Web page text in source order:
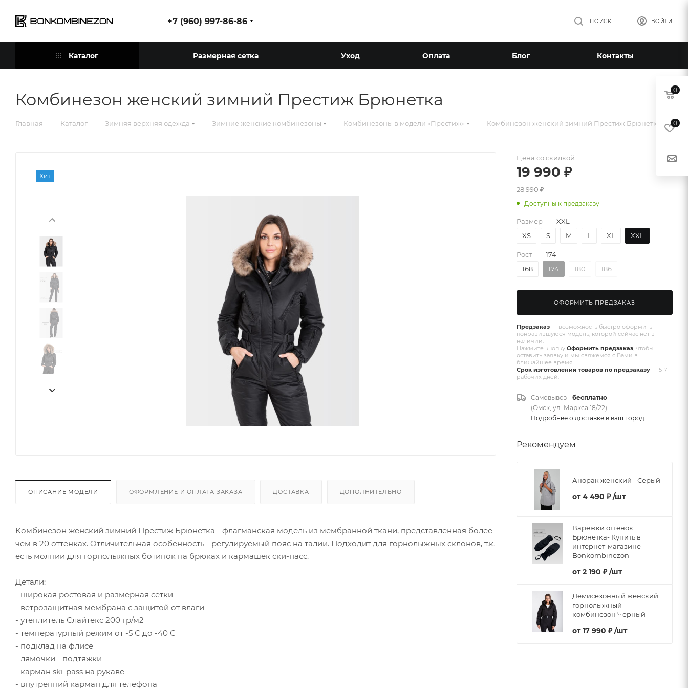
+7 (960) 997-86-86 ВОЙТИ
ПОИСК
Каталог Размерная сетка Уход Оплата Блог Контакты
Комбинезон женский зимний Престиж Брюнетка
Главная — Каталог — Зимняя верхняя одежда — Зимние женские комбинезоны — Комбинезоны в модели «Престиж» — Комбинезон женский зимний Престиж Брюнетка
Хит
ОПИСАНИЕ МОДЕЛИ ОФОРМЛЕНИЕ И ОПЛАТА ЗАКАЗА ДОСТАВКА ДОПОЛНИТЕЛЬНО
Комбинезон женский зимний Престиж Брюнетка - флагманская модель из мембранной ткани, представленная более
чем в 20 оттенках. Отличительная особенность - регулируемый пояс на талии. Подходит для горнолыжных склонов, т.к.
есть молнии для горнолыжных ботинок на брюках и кармашек ски-пасс.
Детали:
- широкая ростовая и размерная сетки
- ветрозащитная мембрана с защитой от влаги
- утеплитель Слайтекс 200 гр/м2
- температурный режим от -5 С до -40 С
- подклад на флисе
- лямочки - подтяжки
- карман ski-pass на рукаве
- внутренний карман для телефона
Цена со скидкой
19 990 ₽
28 990₽
Доступны к предзаказу
Размер — XXL
XS
S M L XL XXL
Рост — 174
168
174 180 186
ОФОРМИТЬ ПРЕДЗАКАЗ
Предзаказ — возможность быстро оформить
понравившуюся модель, которой сейчас нет в
наличии.
Нажмите кнопку Оформить предзаказ , чтобы
оставить заявку и мы свяжемся с Вами в
ближайшее время.
Срок изготовления товаров по предзаказу — 5-7
рабочих дней.
Самовывоз - бесплатно
(Омск, ул. Маркса 18/22)
Подробнее о доставке в ваш город
Рекомендуем
Анорак женский - Серый
от4 490 ₽ /шт
Варежки оттенок
Брюнетка- Купить в
интернет-магазине
Bonkombinezon
от2 190 ₽ /шт
Демисезонный женский
горнолыжный
комбинезон Черный
от17 990 ₽ /шт
0
0